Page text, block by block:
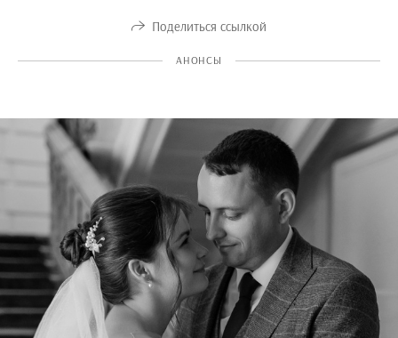
Поделиться ссылкой
АНОНСЫ